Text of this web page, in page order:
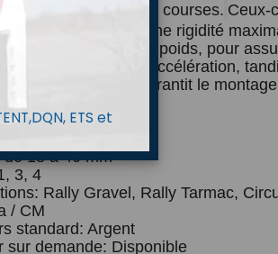
difficile des courses. Ceux-
pour une rigidité
leur faible poids, pour
maniabilité et accélération,
CNC précis garantit le
13 "
de 18 à 40 mm
3, 4
Rally Gravel, Rally Tarmac,
/ CM
standard: Argent
sur demande: Disponible
ETS et